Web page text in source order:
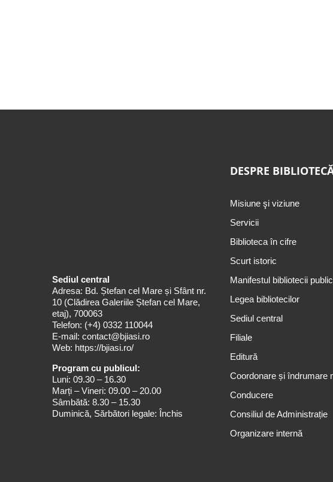
Sediul central
Adresa: Bd. Ștefan cel Mare și Sfânt nr.
10 (Clădirea Galeriile Ștefan cel Mare,
etaj), 700063
Telefon: (+4) 0332 110044
E-mail: contact@bjiasi.ro
Web: https://bjiasi.ro/
Program cu publicul:
Luni: 09.30 – 16.30
Marți – Vineri: 09.00 – 20.00
Sâmbătă: 8.30 – 15.30
Duminică, Sărbători legale: Închis
DESPRE
Misiune şi viziune
Servicii
Biblioteca în cifre
Scurt istoric
Manifestul bibliotecii
Legea bibliotecilor
Sediul central
Filiale
Editură
Coordonare și îndrumare
Conducere
Consiliul de Administrație
Organizare internă